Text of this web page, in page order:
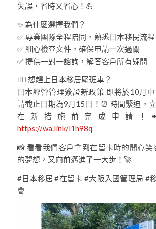
失誤，省時又省心！💪
✨ 為什麼選擇我們？
✅ 專業團隊全程陪同，熟悉日本移民流程
✅ 細心檢查文件，確保申請一次過關
✅ 提供一對一諮詢，解答客戶所有疑問
🏃‍♂️ 想趕上日本移居尾班車？
日本經營管理簽證新政策 即將於10月
請截止日期為9月15日！⏰ 時間緊迫，
在新措施前完成申請！📲
https://wa.link/l1h98q
📸 看看我們客戶拿到在留卡時的開心笑
的夢想，又向前邁進了一大步！🚀
#日本移居 #在留卡 #大阪入國管理局 #
會